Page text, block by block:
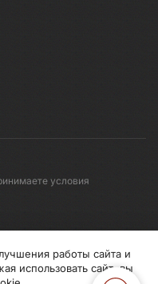
условия
работы сайта и
использовать сайт, вы